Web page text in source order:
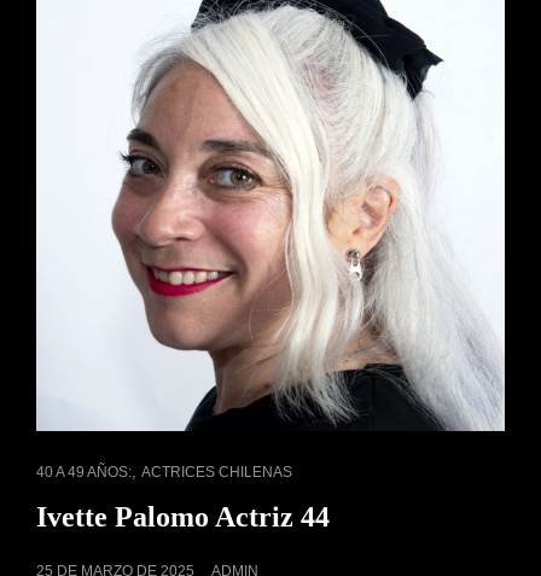
ENLACES
40 A 49 AÑOS:, ACTRICES CHILENAS
Ivette Palomo Actriz 44
PUBLICADO
25 DE MARZO DE 2025 ADMIN